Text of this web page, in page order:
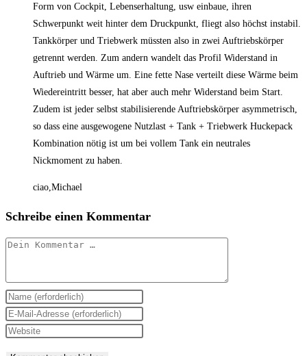
Form von Cockpit, Lebenserhaltung, usw einbaue, ihren
Schwerpunkt weit hinter dem Druckpunkt, fliegt also höchst instabil.
Tankkörper und Triebwerk müssten also in zwei Auftriebskörper
getrennt werden. Zum andern wandelt das Profil Widerstand in
Auftrieb und Wärme um. Eine fette Nase verteilt diese Wärme beim
Wiedereintritt besser, hat aber auch mehr Widerstand beim Start.
Zudem ist jeder selbst stabilisierende Auftriebskörper asymmetrisch,
so dass eine ausgewogene Nutzlast + Tank + Triebwerk Huckepack
Kombination nötig ist um bei vollem Tank ein neutrales
Nickmoment zu haben.
ciao,Michael
Schreibe einen Kommentar
Kommentar
Gib
deinen
Namen
Gib
deine
Gib